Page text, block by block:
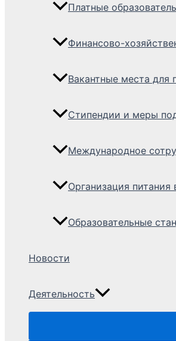
Платные
Финансово-
Вакантные места
Стипендии и меры
Международное
Организация питания
Образовательные
Новости
Деятельность